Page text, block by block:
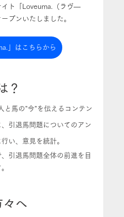
イト「Loveuma.（ラヴ―
プンいたしました。
」はこちらから
？
と馬の"今"を伝えるコンテン
引退馬問題についてのアン
い、意見を統計。
引退馬問題全体の前進を目
々へ